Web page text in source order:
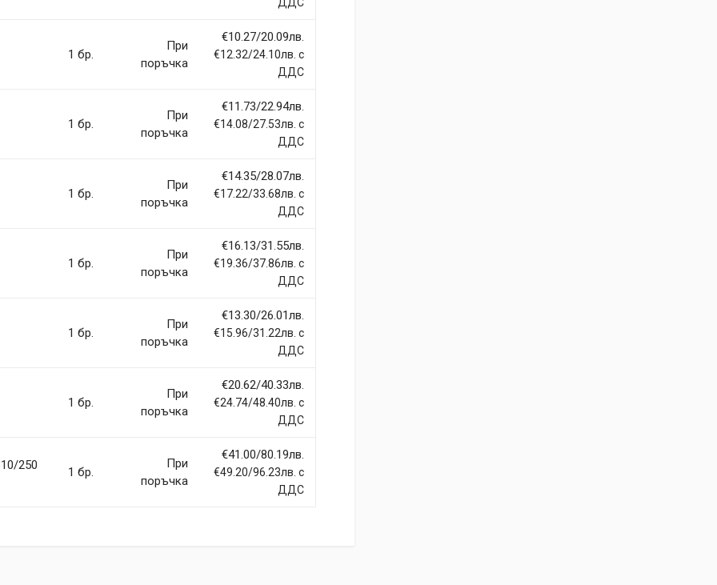
1 бр.
При
поръчка
€10.27/20.09лв.
€12.32/24.10лв. с
ДДС
1 бр.
При
поръчка
€11.73/22.94лв.
€14.08/27.53лв. с
ДДС
1 бр.
При
поръчка
€14.35/28.07лв.
€17.22/33.68лв. с
ДДС
1 бр.
При
поръчка
€16.13/31.55лв.
€19.36/37.86лв. с
ДДС
1 бр.
При
поръчка
€13.30/26.01лв.
€15.96/31.22лв. с
ДДС
1 бр.
При
поръчка
€20.62/40.33лв.
€24.74/48.40лв. с
ДДС
250 1 бр.
При
поръчка
€41.00/80.19лв.
€49.20/96.23лв. с
ДДС